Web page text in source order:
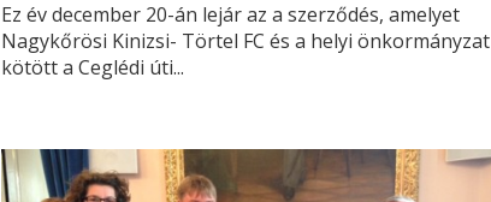
Ez év december 20-án lejár az a szerződés, amelyet
Nagykőrösi Kinizsi- Törtel FC és a helyi önkormányzat
kötött a Ceglédi úti...